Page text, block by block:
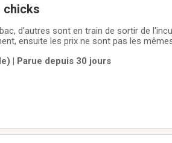
chicks
d'autres sont en train de sortir de
ensuite les prix ne sont pas les
| Parue depuis 30 jours